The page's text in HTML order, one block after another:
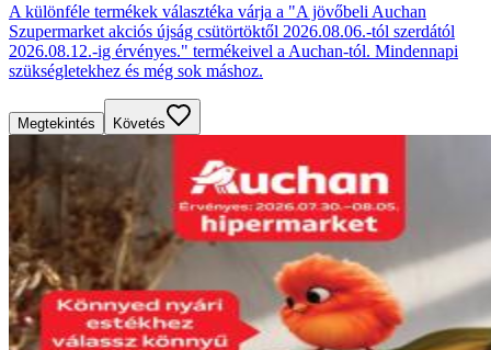
A különféle termékek választéka várja a "A jövőbeli Auchan
Szupermarket akciós újság csütörtöktől 2026.08.06.-tól szerdától
2026.08.12.-ig érvényes." termékeivel a Auchan-tól. Mindennapi
szükségletekhez és még sok máshoz.
Megtekintés Követés